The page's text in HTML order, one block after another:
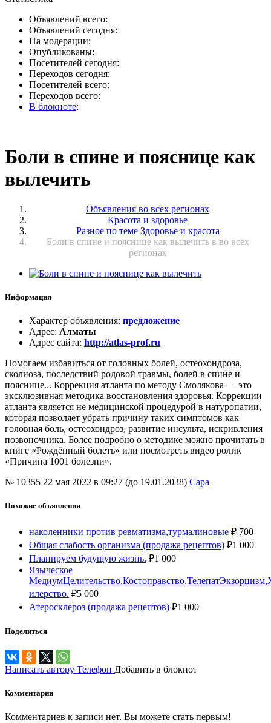
Объявлений всего:
Объявлений сегодня:
На модерации:
Опубликованы:
Посетителей сегодня:
Переходов сегодня:
Посетителей всего:
Переходов всего:
В блокноте:
Боли в спине и пояснице как
вылечить
Объявления во всех регионах
Красота и здоровье
Разное по теме Здоровье и красота
Боли в спине и пояснице как вылечить в во всех
регионах
Информация
Характер объявления: предложение
Адрес: Алматы
Адрес сайта: http://atlas-prof.ru
Помогаем избавиться от головных болей, остеохондроза,
сколиоза, последствий родовой травмы, болей в спине и
пояснице... Коррекция атланта по методу Смолякова — это
эксклюзивная методика восстановления здоровья. Коррекции
атланта является не медицинской процедурой в натуропатии,
которая позволяет убрать причину таких симптомов как
головная боль, остеохондроз, развитие инсульта, искривления
позвоночника. Более подробно о методике можно прочитать в
книге «Рождённый болеть» или посмотреть видео ролик
«Причина 1001 болезни».
№ 10355 22 мая 2022 в 09:27 (до 19.01.2038) Сара
Похожие объявления
наколенники против ревматизма,турмалиновые ₽ 700
Общая слабость организма (продажа рецептов) ₽1 000
Планируем будущую жизнь. ₽1 000
Языческое
илерство. ₽5 000
Атеросклероз (продажа рецептов) ₽1 000
Поделиться
Написать автору Телефон Добавить в блокнот
Комментарии
Комментариев к записи нет. Вы можете стать первым!